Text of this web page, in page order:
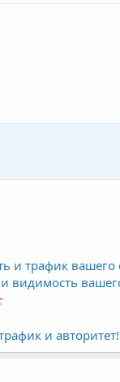
и трафик вашего
видимость
и авторитет!